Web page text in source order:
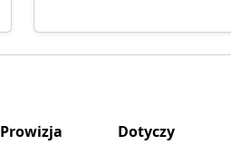
Prowizja
Dotyczy